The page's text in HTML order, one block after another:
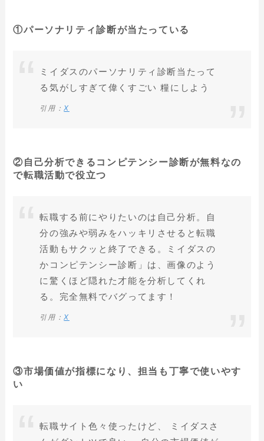
①パーソナリティ診断が当たっている
ミイダスのパーソナリティ診断当たって
る気がしすぎて偉くすごい 糧にしよう
引用：X
②自己分析できるコンピテンシー診断が無料なの
で転職活動で役立つ
転職する前にやりたいのは自己分析。自
分の強みや弱みをハッキリさせると転職
活動もサクッと終了できる。ミイダスの
かコンピテンシー診断」は、画像のよう
に驚くほど隠れた才能を分析してくれ
る。完全無料でバグってます！
引用：X
③市場価値が指標になり、担当も丁寧で使いやす
い
転職サイト色々使ったけど、 ミイダスさ